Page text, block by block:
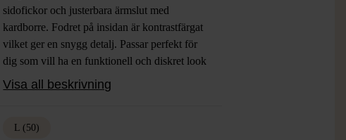
sidofickor och justerbara ärmslut med
kardborre. Fodret på insidan är kontrastfärgat
vilket ger en snygg detalj. Passar perfekt för
dig som vill ha en funktionell och diskret look
till vardags.
Visa all beskrivning
L (50)